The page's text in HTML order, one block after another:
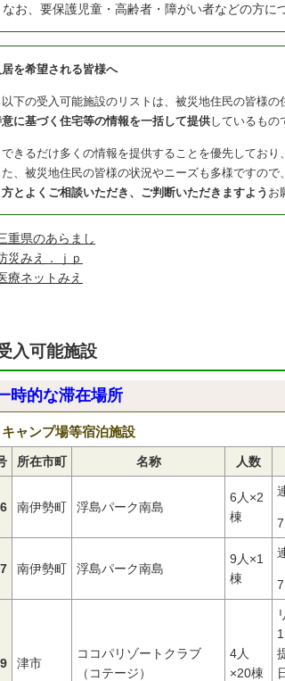
お、要保護児童・高齢者・障がい者などの方に
を希望される皆様へ
下の受入可能施設のリストは、被災地住民の皆様の
に基づく住宅等の情報を一括して提供しているもの
きるだけ多くの情報を提供することを優先しており、
、被災地住民の皆様の状況やニーズも多様ですので
とよくご相談いただき、ご判断いただきますよう お
重県のあらまし
災みえ．ｊｐ
療ネットみえ
入可能施設
時的な滞在場所
ャンプ場等宿泊施設
所在市町 名称 人数
南伊勢町 浮島パーク南島
6人×2
棟
南伊勢町 浮島パーク南島
9人×1
棟
津市
ココパリゾートクラブ
（コテージ）
4人
×20棟